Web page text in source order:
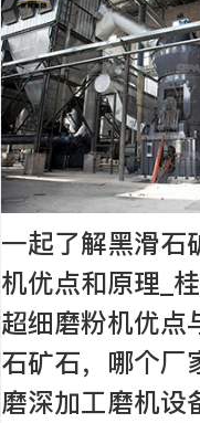
一起了解黑滑石
机优点和原理_
超细磨粉机优点
石矿石，哪个厂
磨深加工磨机设